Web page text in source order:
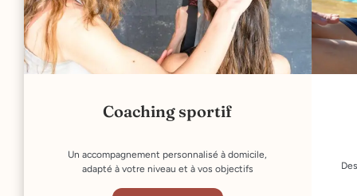
Coaching sportif
Un accompagnement personnalisé à domicile,
adapté à votre niveau et à vos objectifs